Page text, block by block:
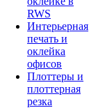
RWS
Интерьерная
печать и
оклейка
офисов
Плоттеры и
плоттерная
резка